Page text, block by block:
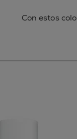
Con estos